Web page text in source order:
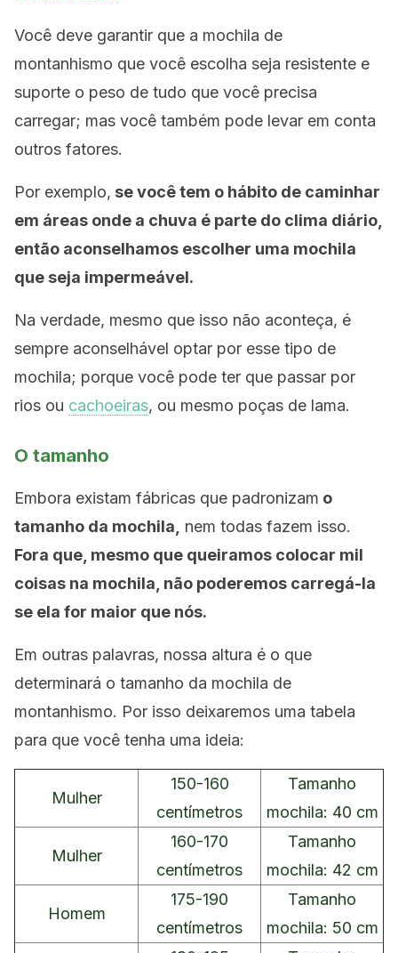
Você deve garantir que a mochila de
montanhismo que você escolha seja resistente e
suporte o peso de tudo que você precisa
carregar; mas você também pode levar em conta
outros fatores.
Por exemplo, se você tem o hábito de caminhar
em áreas onde a chuva é parte do clima diário,
então aconselhamos escolher uma mochila
que seja impermeável.
Na verdade, mesmo que isso não aconteça, é
sempre aconselhável optar por esse tipo de
mochila; porque você pode ter que passar por
rios ou cachoeiras, ou mesmo poças de lama.
O tamanho
Embora existam fábricas que padronizam o
tamanho da mochila,
nem todas fazem isso.
Fora que, mesmo que queiramos colocar mil
coisas na mochila, não poderemos carregá-la
se ela for maior que nós.
Em outras palavras, nossa altura é o que
determinará o tamanho da mochila de
montanhismo. Por isso deixaremos uma tabela
para que você tenha uma ideia:
Mulher
150-160
centímetros
Tamanho
mochila: 40 cm
Mulher
160-170
centímetros
Tamanho
mochila: 42 cm
Homem
175-190
centímetros
Tamanho
mochila: 50 cm